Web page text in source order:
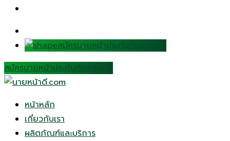
สมัครนายหน้าประกันภัยรถยนต์
สมัครนายหน้าประกันภัยรถยนต์
หน้าหลัก
เกี่ยวกับเรา
ผลิตภัณฑ์และบริการ